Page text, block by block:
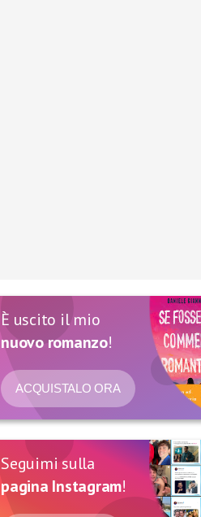
È uscito il mio
nuovo romanzo!
ACQUISTALO ORA
Seguimi sulla
pagina Instagram!